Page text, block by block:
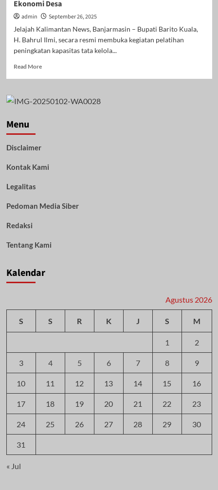
Ekonomi Desa
admin
September 26, 2025
Jelajah Kalimantan News, Banjarmasin – Bupati Barito Kuala,
H. Bahrul Ilmi, secara resmi membuka kegiatan pelatihan
peningkatan kapasitas tata kelola...
Read MoreRead
Bahrul
Bakumpai:
Legalitas,
Ekonomi
Menu
Disclaimer
Kontak Kami
Legalitas
Pedoman Media Siber
Redaksi
Tentang Kami
Kalendar
Agustus 2026
S S R K J S M
1 2
3 4 5 6 7 8 9
10 11 12 13 14 15 16
17 18 19 20 21 22 23
24 25 26 27 28 29 30
31
« Jul